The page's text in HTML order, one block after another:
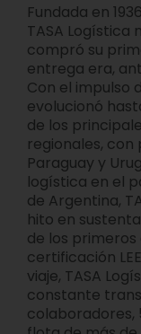
Fundada en
TASA Logística
compró su
entrega era,
Con el impulso
evolucionó
de los
regionales, con
Paraguay y
logística en el
de Argentina,
hito en
de los
certificación
viaje, TASA
constante
colaboradores,